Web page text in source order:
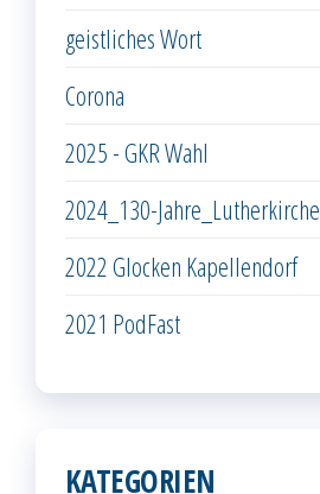
geistliches Wort
Corona
2025 - GKR Wahl
2024_130-Jahre_Lutherkirche
2022 Glocken Kapellendorf
2021 PodFast
KATEGORIEN